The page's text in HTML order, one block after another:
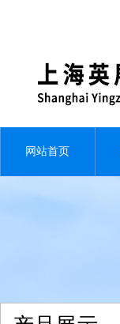
网站首页